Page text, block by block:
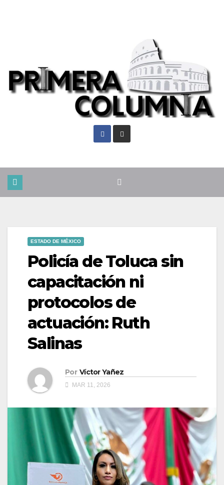
ESTADO DE MÉXICO
Policía de Toluca sin
capacitación ni
protocolos de
actuación: Ruth
Salinas
Por Víctor Yañez
MAR 11, 2026